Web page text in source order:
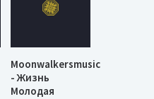
Moonwalkersmusic
- Жизнь
Молодая